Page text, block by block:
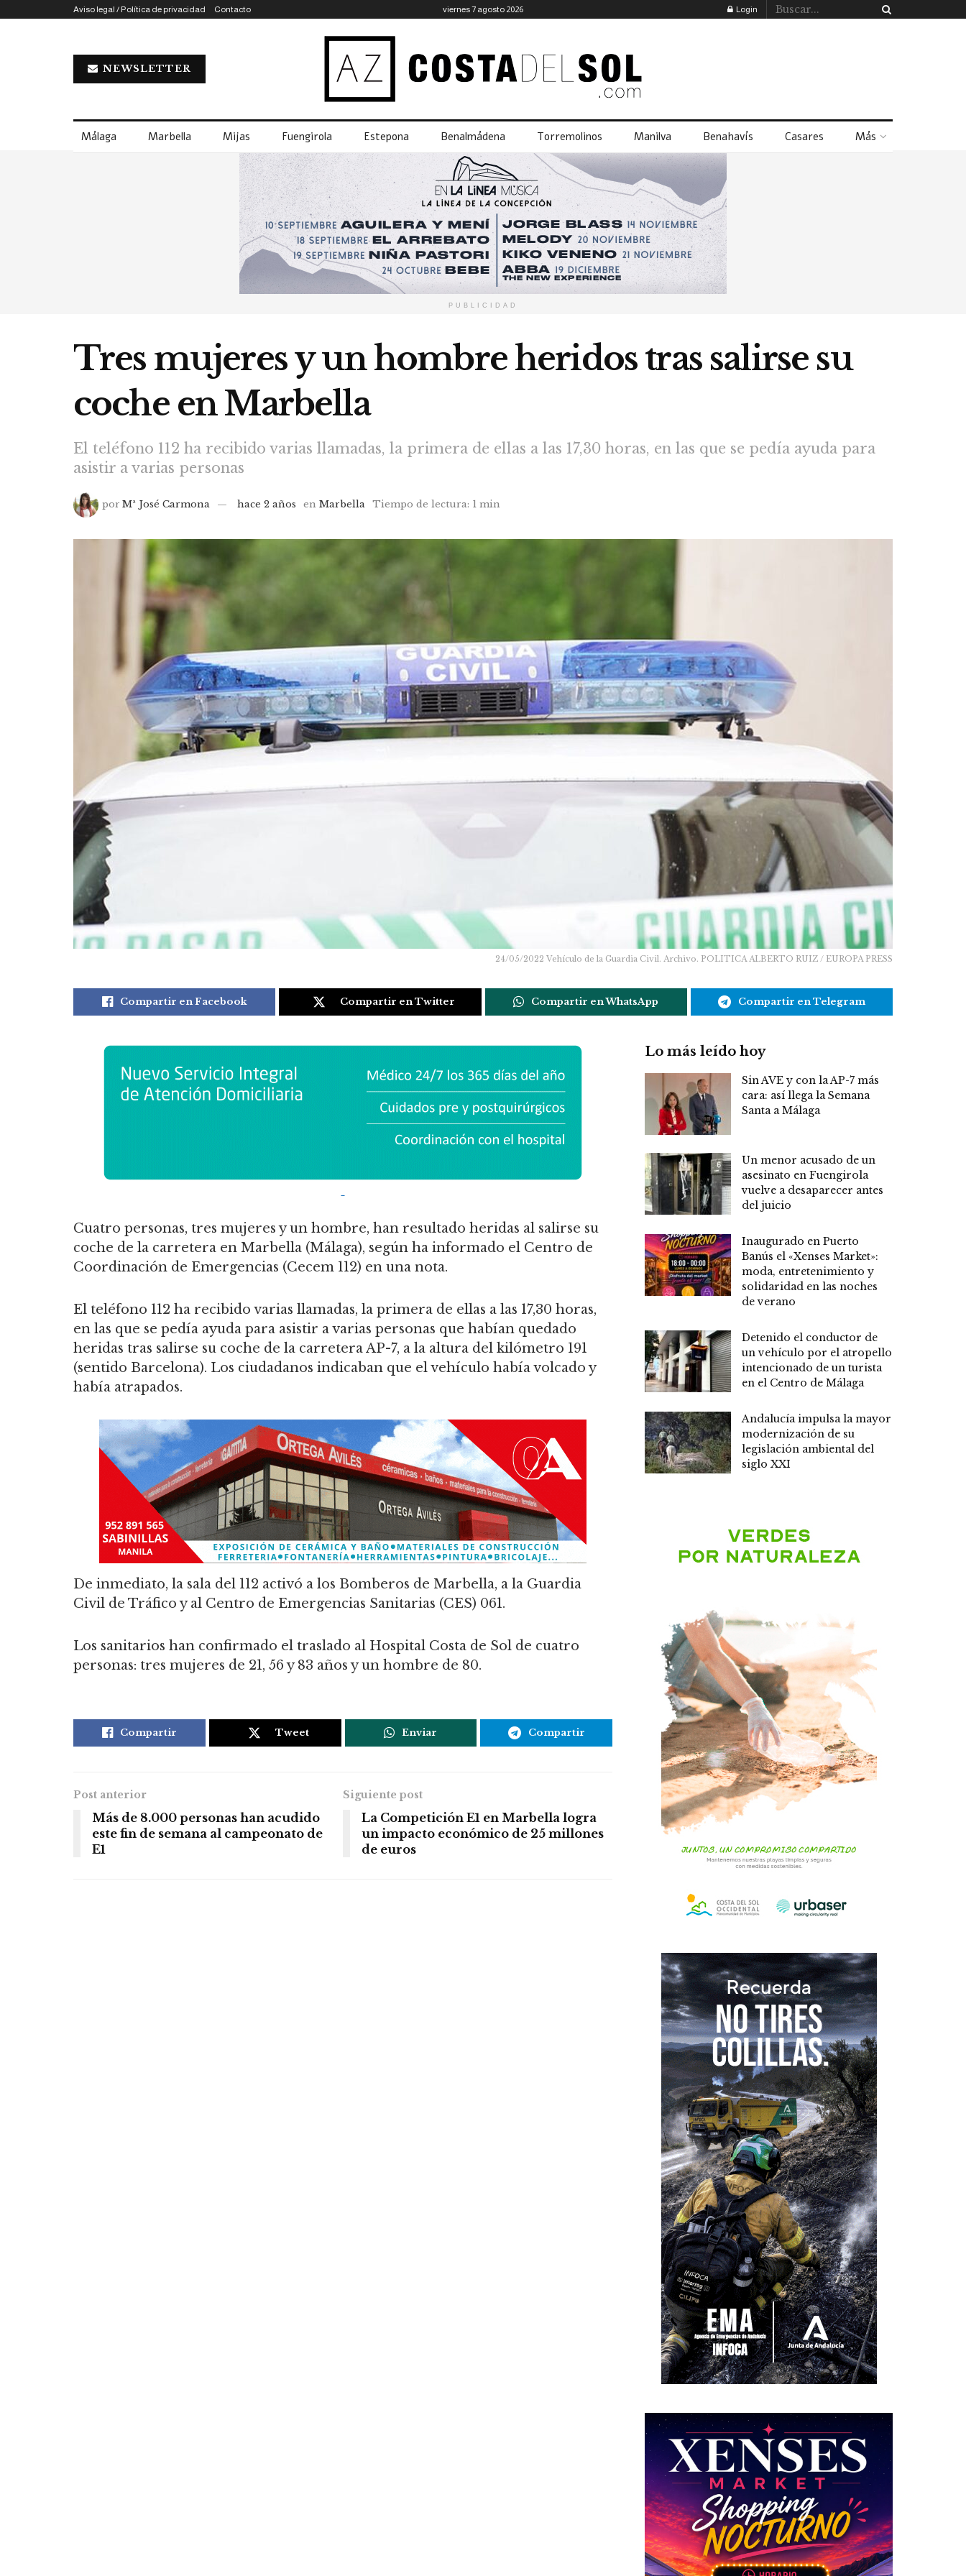
Aviso legal / Política de privacidad Contacto viernes 7 agosto 2026 Login
NEWSLETTER
Málaga Marbella Mijas Fuengirola Estepona Benalmádena Torremolinos Manilva Benahavís Casares Más
PUBLICIDAD
Tres mujeres y un hombre heridos tras salirse su
coche en Marbella
El teléfono 112 ha recibido varias llamadas, la primera de ellas a las 17,30 horas, en las que se pedía ayuda para
asistir a varias personas
por Mª José Carmona hace 2 años en Marbella Tiempo de lectura: 1 min
24/05/2022 Vehículo de la Guardia Civil. Archivo. POLITICA ALBERTO RUIZ / EUROPA PRESS
Compartir en Facebook Compartir en Twitter Compartir en WhatsApp Compartir en Telegram
Cuatro personas, tres mujeres y un hombre, han resultado heridas al salirse su
coche de la carretera en Marbella (Málaga), según ha informado el Centro de
Coordinación de Emergencias (Cecem 112) en una nota.
El teléfono 112 ha recibido varias llamadas, la primera de ellas a las 17,30 horas,
en las que se pedía ayuda para asistir a varias personas que habían quedado
heridas tras salirse su coche de la carretera AP-7, a la altura del kilómetro 191
(sentido Barcelona). Los ciudadanos indicaban que el vehículo había volcado y
había atrapados.
De inmediato, la sala del 112 activó a los Bomberos de Marbella, a la Guardia
Civil de Tráfico y al Centro de Emergencias Sanitarias (CES) 061.
Los sanitarios han confirmado el traslado al Hospital Costa de Sol de cuatro
personas: tres mujeres de 21, 56 y 83 años y un hombre de 80.
Compartir Tweet Enviar Compartir
Post anterior
Más de 8.000 personas han acudido
este fin de semana al campeonato de
E1
Siguiente post
La Competición E1 en Marbella logra
un impacto económico de 25 millones
de euros
Lo más leído hoy
Sin AVE y con la AP-7 más
cara: así llega la Semana
Santa a Málaga
Un menor acusado de un
asesinato en Fuengirola
vuelve a desaparecer antes
del juicio
Inaugurado en Puerto
Banús el «Xenses Market»:
moda, entretenimiento y
solidaridad en las noches
de verano
Detenido el conductor de
un vehículo por el atropello
intencionado de un turista
en el Centro de Málaga
Andalucía impulsa la mayor
modernización de su
legislación ambiental del
siglo XXI